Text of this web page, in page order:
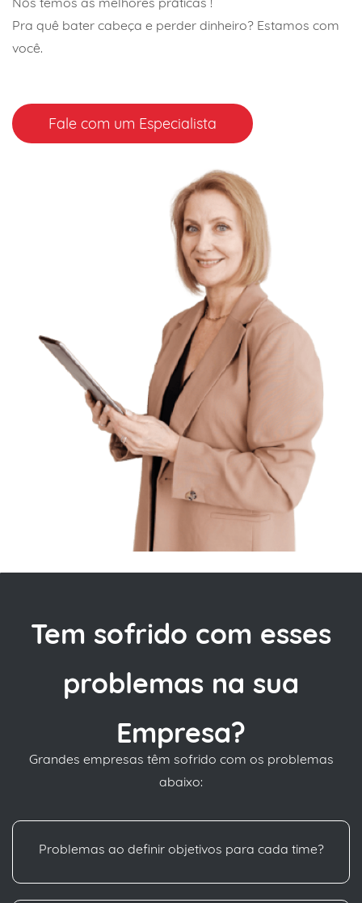
Pra quê bater cabeça e perder dinheiro? Estamos com
você.
Fale com um Especialista
Tem sofrido com esses
problemas na sua
Empresa?
Grandes empresas têm sofrido com os problemas
abaixo:
Problemas ao definir objetivos para cada time?